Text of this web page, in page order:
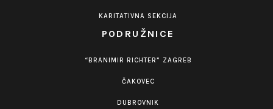
KARITATIVNA SEKCIJA
PODRUŽNICE
“BRANIMIR RICHTER” ZAGREB
ČAKOVEC
DUBROVNIK